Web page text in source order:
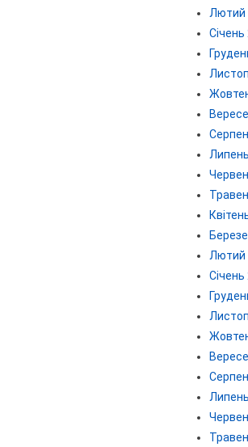
Лютий
Січень
Лютий
Січень